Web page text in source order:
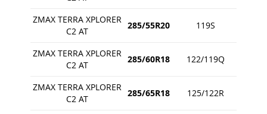
ZMAX TERRA XPLORER
C2 AT
285/55R20 119S
ZMAX TERRA XPLORER
C2 AT
285/60R18 122/119Q
ZMAX TERRA XPLORER
C2 AT
285/65R18 125/122R